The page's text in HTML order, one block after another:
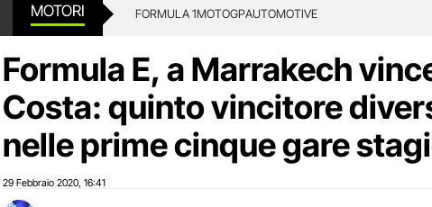
MOTORI FORMULA 1MOTOGPAUTOMOTIVE
Formula E, a Marrakech
Costa: quinto vincitore
nelle prime cinque gare
29 Febbraio 2020 16:41